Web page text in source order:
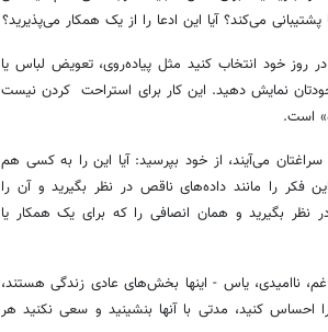
می‌کند؟ آیا این ادعا را از یک همکار می‌پذیرید؟
روز خود انتخاب کنید مثل پیاده‌روی، تعویض لباس یا
نمایش دهید. این کار برای استراحت کردن نیست
است.
سراغتان می‌آیند، از خود بپرسید: آیا این را به کسی هم
فکر را مانند داده‌های ناقص در نظر بگیرید و آن را
نظر بگیرید و همان انصافی را که برای یک همکار یا
ناامیدی، یاس - اینها بخش‌های عادی زندگی هستند،
احساس کنید، مدتی با آنها بنشینید و سعی نکنید هر